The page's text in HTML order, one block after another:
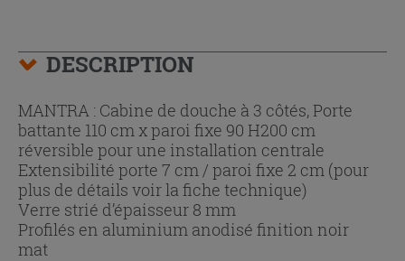
DESCRIPTION
MANTRA : Cabine de douche à 3 côtés, Porte
battante 110 cm x paroi fixe 90 H200 cm
réversible pour une installation centrale
Extensibilité porte 7 cm / paroi fixe 2 cm (pour
plus de détails voir la fiche technique)
Verre strié d’épaisseur 8 mm
Profilés en aluminium anodisé finition noir
mat